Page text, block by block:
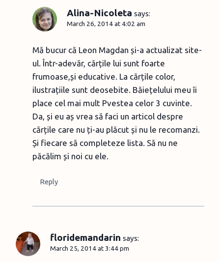
Alina-Nicoleta says:
March 26, 2014 at 4:02 am
Mă bucur că Leon Magdan și-a actualizat site-
ul. Într-adevăr, cărțile lui sunt foarte
frumoase,și educative. La cărțile color,
ilustrațiile sunt deosebite. Băiețelului meu îi
place cel mai mult Pvestea celor 3 cuvinte.
Da, și eu aș vrea să faci un articol despre
cărțile care nu ți-au plăcut și nu le recomanzi.
Și fiecare să completeze lista. Să nu ne
păcălim și noi cu ele.
Reply
floridemandarin says:
March 25, 2014 at 3:44 pm